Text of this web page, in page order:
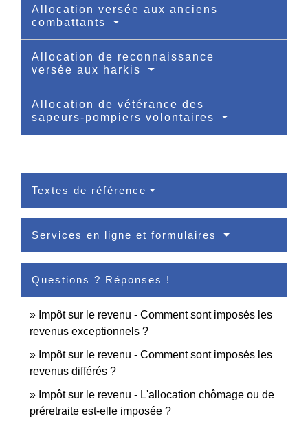
Allocation versée aux anciens
combattants
Allocation de reconnaissance
versée aux harkis
Allocation de vétérance des
sapeurs-pompiers volontaires
Textes de référence
Services en ligne et formulaires
Questions ? Réponses !
Impôt sur le revenu - Comment sont imposés les
revenus exceptionnels ?
Impôt sur le revenu - Comment sont imposés les
revenus différés ?
Impôt sur le revenu - L'allocation chômage ou de
préretraite est-elle imposée ?